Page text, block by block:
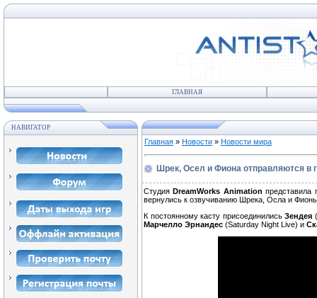
ГЛАВНАЯ
НАВИГАТОР
Главная » Новости » Новости мира
Шрек, Осел и Фиона отправляются в
СтудияDreamWorks Animation представила
вернулись к озвучиванию Шрека, Осла и
К постоянному касту присоединилисьЗендея
Марчелло Эрнандес (Saturday Night Live) и